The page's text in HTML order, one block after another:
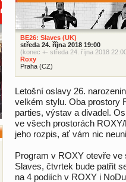
BE26: Slaves (UK)
středa 24. října 2018 19:00
(konec +- středa 24. října 2018
Roxy
Praha (CZ)
Letošní oslavy 26.
velkém stylu. Oba prostory
parties, výstav a divadel.
ve všech prostorách
jeho rozpis, ať vám nic
Program v ROXY otevře
Slaves, čtvrtek bude patřit
na 4 podiích v ROXY i